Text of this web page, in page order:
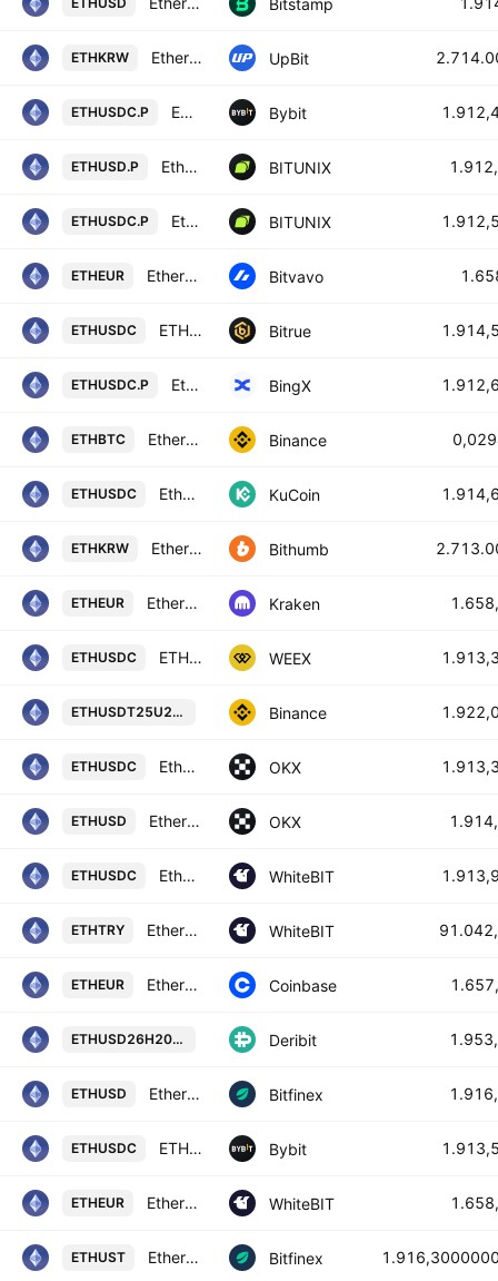
ETHKRW Ethereum / KRW UpBit
ETHUSDC.P ETHPERP Perpetual Contract Bybit
ETHUSD.P Ethereum / U.S. dollar INVERSE FUTURES CONTRACT BITUNIX
ETHUSDC.P Ethereum / USD COIN FUTURES CONTRACT BITUNIX
ETHEUR Ethereum / Euro Bitvavo
ETHUSDC ETHEREUM/USD COIN Bitrue
ETHUSDC.P Ethereum/USD Coin Perpetual Contract BingX
ETHBTC Ethereum / Bitcoin Binance
ETHUSDC Ethereum / USD Coin KuCoin
ETHKRW Ethereum / South Korean Won Bithumb
ETHEUR Ethereum / Euro Kraken
ETHUSDC ETHEREUM/USD COIN WEEX
ETHUSDT25U2026 Ethereum / TetherUS (Sep 2026)
Binance
ETHUSDC Ethereum/USDC OKX
ETHUSD Ethereum/USD OKX
ETHUSDC Ethereum / USD Coin WhiteBIT
ETHTRY Ethereum / Türk lirası WhiteBIT
ETHEUR Ethereum / Euro Coinbase
ETHUSD26H2027 ETH Futures Contract (Mar 2027)
Deribit
ETHUSD Ethereum / Dollar Bitfinex
ETHUSDC ETHUSDC SPOT Bybit
ETHEUR Ethereum / Euro WhiteBIT
ETHUST Ethereum / UST Bitfinex